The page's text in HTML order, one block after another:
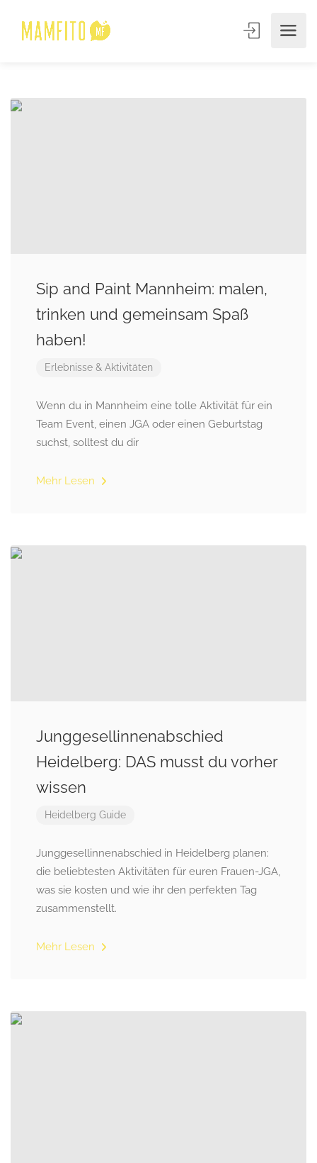
Sip and Paint Mannheim: malen,
trinken und gemeinsam Spaß
haben!
Erlebnisse & Aktivitäten
Wenn du in Mannheim eine tolle Aktivität für ein
Team Event, einen JGA oder einen Geburtstag
suchst, solltest du dir
Mehr Lesen
Junggesellinnenabschied
Heidelberg: DAS musst du vorher
wissen
Heidelberg Guide
Junggesellinnenabschied in Heidelberg planen:
die beliebtesten Aktivitäten für euren Frauen-JGA,
was sie kosten und wie ihr den perfekten Tag
zusammenstellt.
Mehr Lesen